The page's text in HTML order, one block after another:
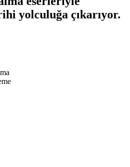
yolculuğa çıkarıyor.